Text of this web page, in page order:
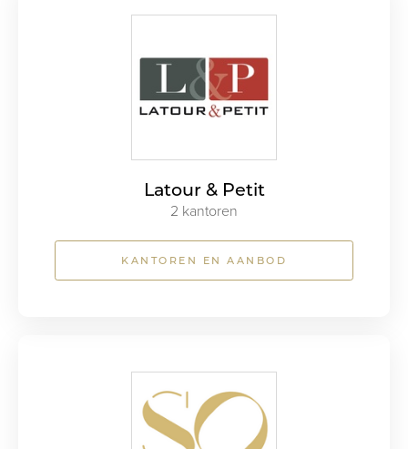
Latour & Petit
2 kantoren
KANTOREN EN AANBOD